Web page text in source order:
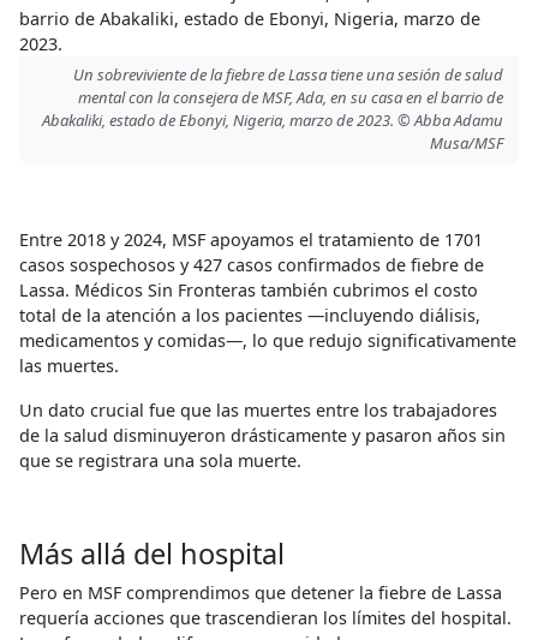
Un sobreviviente de la fiebre de Lassa tiene una sesión de salud
mental con la consejera de MSF, Ada, en su casa en el barrio de
Abakaliki, estado de Ebonyi, Nigeria, marzo de 2023. © Abba Adamu
Musa/MSF
Entre 2018 y 2024, MSF apoyamos el tratamiento de 1701
casos sospechosos y 427 casos confirmados de fiebre de
Lassa. Médicos Sin Fronteras también cubrimos el costo
total de la atención a los pacientes —incluyendo diálisis,
medicamentos y comidas—, lo que redujo significativamente
las muertes.
Un dato crucial fue que las muertes entre los trabajadores
de la salud disminuyeron drásticamente y pasaron años sin
que se registrara una sola muerte.
Más allá del hospital
Pero en MSF comprendimos que detener la fiebre de Lassa
requería acciones que trascendieran los límites del hospital.